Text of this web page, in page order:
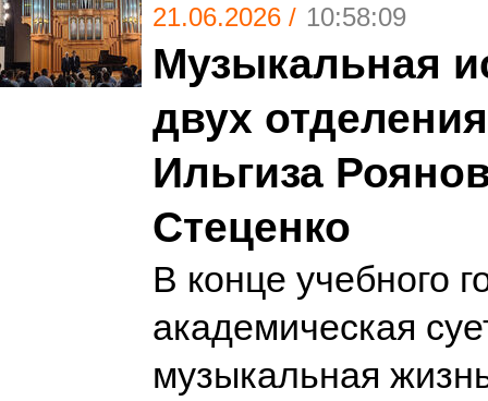
21.06.2026 / 10:58:09
Музыкальная
двух
Ильгиза
Стеценко
В конце учебного
академическая
музыкальная